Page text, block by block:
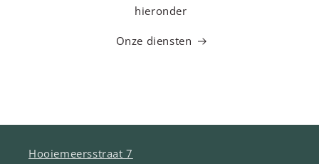
hieronder
Onze diensten
Hooiemeersstraat 7